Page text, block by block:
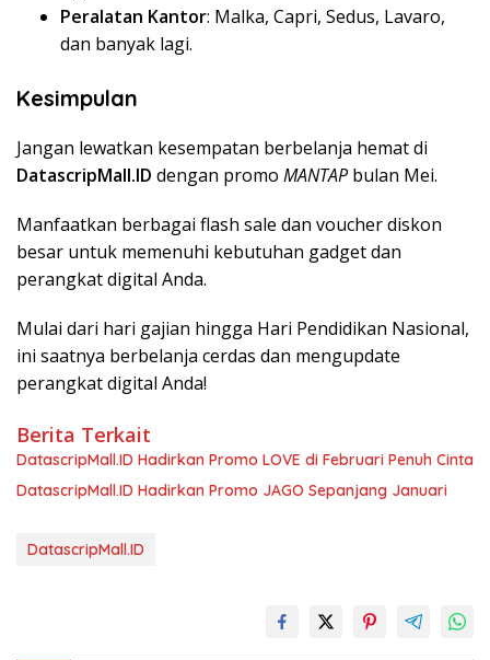
Peralatan Kantor: Malka, Capri, Sedus, Lavaro,
dan banyak lagi.
Kesimpulan
Jangan lewatkan kesempatan berbelanja hemat di
DatascripMall.ID dengan promo MANTAP bulan Mei.
Manfaatkan berbagai flash sale dan voucher diskon
besar untuk memenuhi kebutuhan gadget dan
perangkat digital Anda.
Mulai dari hari gajian hingga Hari Pendidikan Nasional,
ini saatnya berbelanja cerdas dan mengupdate
perangkat digital Anda!
Berita Terkait
DatascripMall.ID Hadirkan Promo LOVE di Februari Penuh Cinta
DatascripMall.ID Hadirkan Promo JAGO Sepanjang Januari
DatascripMall.ID